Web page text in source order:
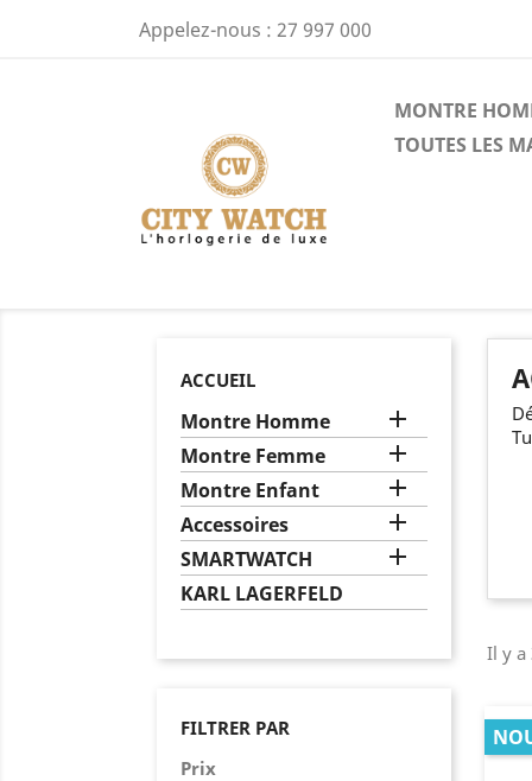
Appelez-nous : 27 997 000
MONTRE
TOUTES LES
ACCUEIL
Montre Homme 
Montre Femme 
Montre Enfant 
Accessoires 
SMARTWATCH 
KARL LAGERFELD
FILTRER PAR
Prix
Il y a